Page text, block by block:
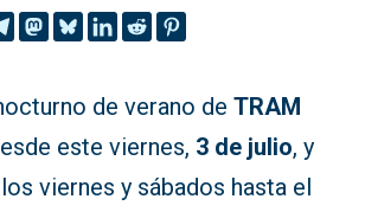
de verano deTRAM
este viernes, 3 de julio, y
viernes y sábados hasta el